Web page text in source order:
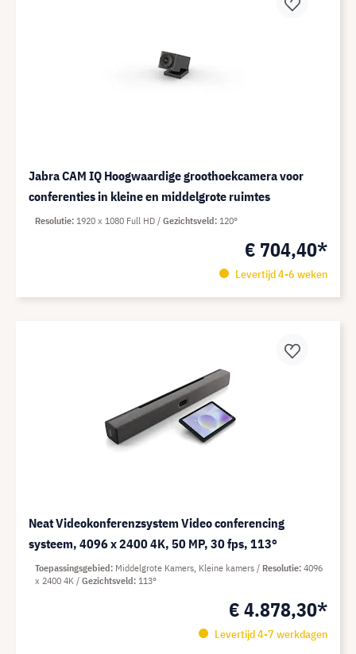
Jabra CAM IQ Hoogwaardige groothoekcamera voor
conferenties in kleine en middelgrote ruimtes
€ 704,40*
Levertijd 4-6 weken
Resolutie 1920 x 1080 Full HD Gezichtsveld 120°
Neat Videokonferenzsystem Video conferencing
systeem, 4096 x 2400 4K, 50 MP, 30 fps, 113°
€ 4.878,30*
Levertijd 4-7 werkdagen
Toepassingsgebied Middelgrote Kamers, Kleine kamers Resolutie 4096
x 2400 4K
Gezichtsveld 113°